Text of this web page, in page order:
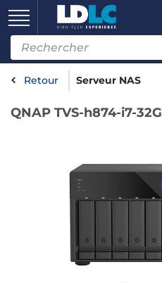
Retour Serveur NAS
QNAP TVS-h874-i7-32G